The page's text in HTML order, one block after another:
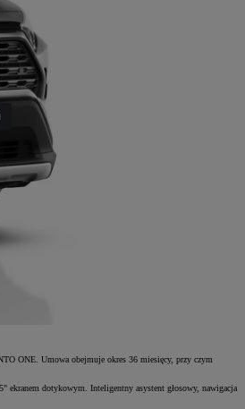
ONE. Umowa obejmuje okres 36 miesięcy, przy czym
dotykowym. Inteligentny asystent głosowy, nawigacja